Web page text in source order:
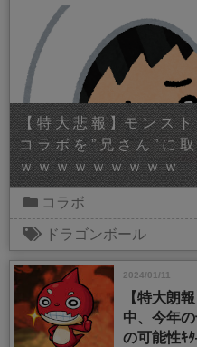
【 特 大 悲 報 】モ ン ス
コ ラ ボ を ” 兄 さ ん ” に
ｗ ｗ ｗ ｗ ｗ ｗ ｗ ｗ ｗ
コラボ
ドラゴンボール
2024/01/11
【特大朗
中、今年
の可能性